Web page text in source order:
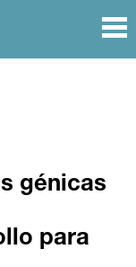
génicas
para